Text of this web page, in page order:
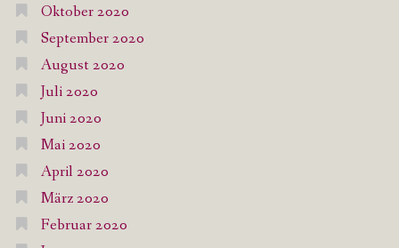
Oktober 2020
September 2020
August 2020
Juli 2020
Juni 2020
Mai 2020
April 2020
März 2020
Februar 2020